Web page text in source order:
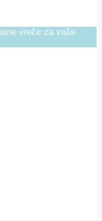
vreče za vaše